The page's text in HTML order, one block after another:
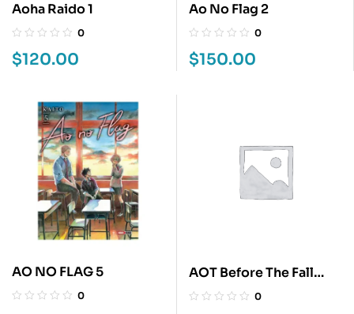
Aoha Raido 1
0
$120.00
Ao No Flag 2
0
$150.00
AO NO FLAG 5
0
AOT Before The Fall
Box-Set
0